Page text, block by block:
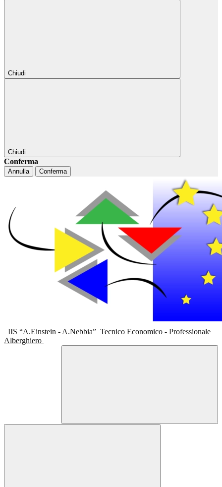
Chiudi
Chiudi
Conferma
Annulla Conferma
IIS “A.Einstein - A.Nebbia” Tecnico Economico - Professionale
Alberghiero